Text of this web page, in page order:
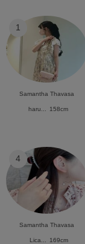
1
Samantha Thavasa
haru... 158cm
4
Samantha Thavasa
Lica... 169cm